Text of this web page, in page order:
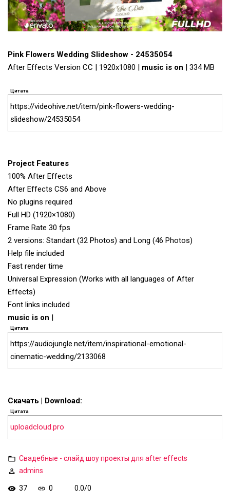
Pink Flowers Wedding Slideshow - 24535054
After Effects Version CC | 1920x1080 | music is on | 334 MB
Цитата
https://videohive.net/item/pink-flowers-wedding-
slideshow/24535054
Project Features
100% After Effects
After Effects CS6 and Above
No plugins required
Full HD (1920×1080)
Frame Rate 30 fps
2 versions: Standart (32 Photos) and Long (46 Photos)
Help file included
Fast render time
Universal Expression (Works with all languages of After
Effects)
Font links included
music is on |
Цитата
https://audiojungle.net/item/inspirational-emotional-
cinematic-wedding/2133068
Скачать | Download:
Цитата
uploadcloud.pro
Свадебные - слайд шоу проекты для after effects
admins
37 0 0.0/0